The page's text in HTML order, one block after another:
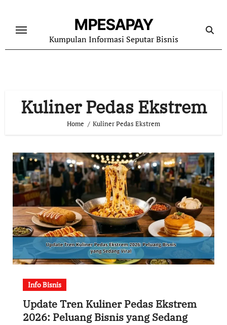
content
MPESAPAY
Kumpulan Informasi Seputar Bisnis
Kuliner Pedas Ekstrem
Home Kuliner Pedas Ekstrem
Info Bisnis
Update Tren Kuliner Pedas Ekstrem
2026: Peluang Bisnis yang Sedang